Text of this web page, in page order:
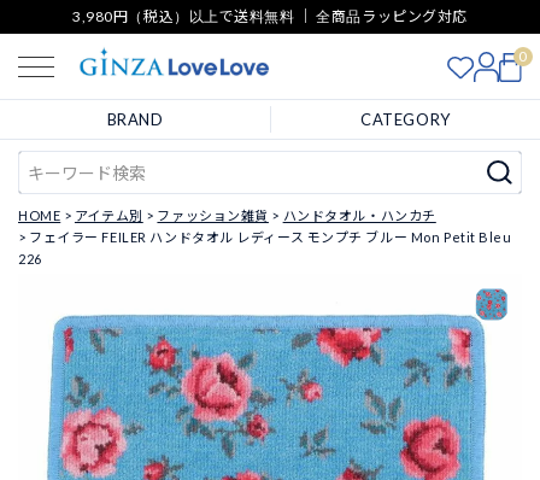
3,980円（税込）以上で送料無料 ｜ 全商品ラッピング対応
0
BRAND CATEGORY
HOME アイテム別 ファッション雑貨
ハンドタオル・ハンカチ
フェイラー FEILER ハンドタオル レディース モンプチ ブルー Mon Petit Bleu
226